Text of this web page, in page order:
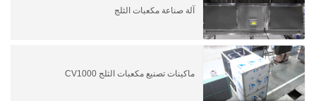
آلة صناعة مكعبات الثلج
ماكينات تصنيع مكعبات الثلج CV1000